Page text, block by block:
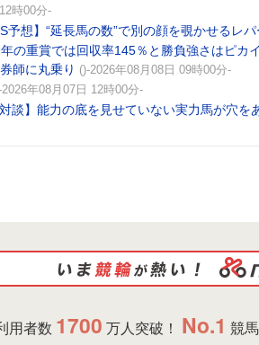
時00分-
予想】“延長馬の数”で別の顔を覗かせるレ
年の重賞では回収率145％と勝負強さはピ
師に丸乗り ()-2026年08月08日 09時00分-
2026年08月07日 12時00分-
対談】能力の底を見せていない実力馬が穴を
用者数 1700 万人突破！ No.1 競